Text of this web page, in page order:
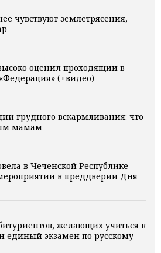
чувствуют землетрясения,
оценил проходящий в
(+видео)
грудного вскармливания: что
мамам
в Чеченской Республике
в преддверии Дня
желающих учиться в
единый экзамен по русскому